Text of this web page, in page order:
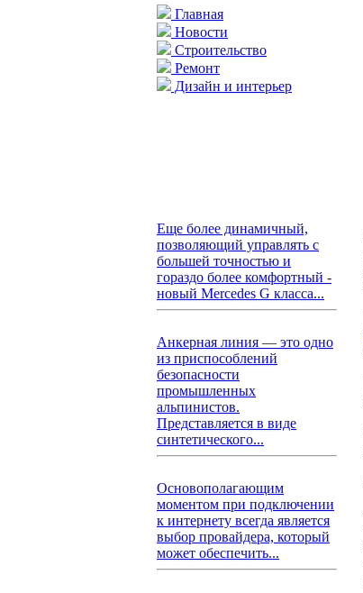
Главная
Новости
Строительство
Ремонт
Дизайн и интерьер
Еще более динамичный,
позволяющий управлять с
большей точностью и
гораздо более комфортный -
новый Mercedes G класса...
Анкерная линия — это одно
из приспособлений
безопасности
промышленных
альпинистов.
Представляется в виде
синтетического...
Основополагающим
моментом при подключении
к интернету всегда является
выбор провайдера, который
может обеспечить...